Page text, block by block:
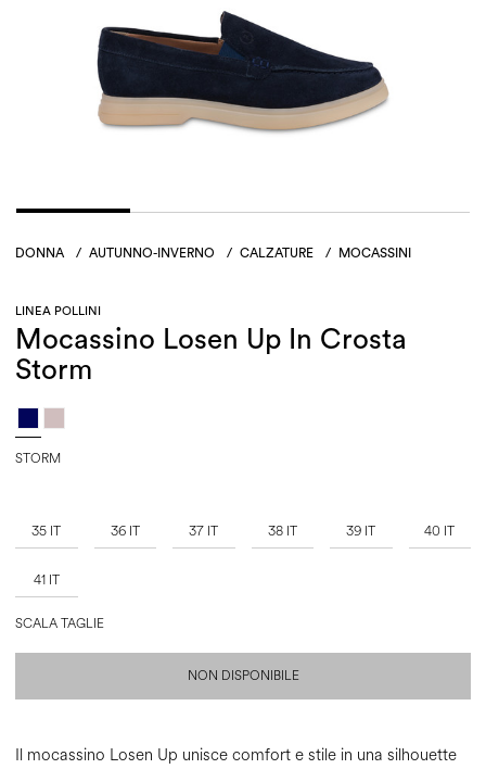
DONNA / AUTUNNO-INVERNO / CALZATURE / MOCASSINI
LINEA POLLINI
Mocassino Losen Up In Crosta
Storm
STORM
35 IT 36 IT 37 IT 38 IT 39 IT 40 IT
41 IT
SCALA TAGLIE
NON DISPONIBILE
Il mocassino Losen Up unisce comfort e stile in una silhouette